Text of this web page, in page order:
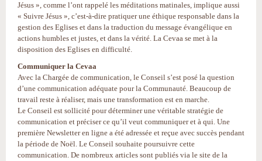
Jésus », comme l’ont rappelé les méditations matinales, implique aussi
« Suivre Jésus », c’est-à-dire pratiquer une éthique responsable dans la
gestion des Eglises et dans la traduction du message évangélique en
actions humbles et justes, et dans la vérité. La Cevaa se met à la
disposition des Eglises en difficulté.
Communiquer la Cevaa
Avec la Chargée de communication, le Conseil s’est posé la question
d’une communication adéquate pour la Communauté. Beaucoup de
travail reste à réaliser, mais une transformation est en marche.
Le Conseil est sollicité pour déterminer une véritable stratégie de
communication et préciser ce qu’il veut communiquer et à qui. Une
première Newsletter en ligne a été adressée et reçue avec succès pendant
la période de Noël. Le Conseil souhaite poursuivre cette
communication. De nombreux articles sont publiés via le site de la